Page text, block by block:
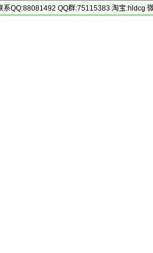
系QQ:88081492 QQ群:75115383 淘宝:hldcg